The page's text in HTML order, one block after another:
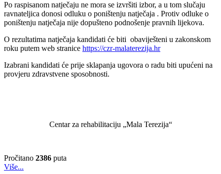
Po raspisanom natječaju ne mora se izvršiti izbor, a u tom slučaju
ravnateljica donosi odluku o poništenju natječaja . Protiv odluke o
poništenju natječaja nije dopušteno podnošenje pravnih lijekova.
O rezultatima natječaja kandidati će biti obaviješteni u zakonskom
roku putem web stranice https://czr-malaterezija.hr
Izabrani kandidati će prije sklapanja ugovora o radu biti upućeni na
provjeru zdravstvene sposobnosti.
Centar za rehabilitaciju „Mala Terezija“
Pročitano 2386 puta
Više...